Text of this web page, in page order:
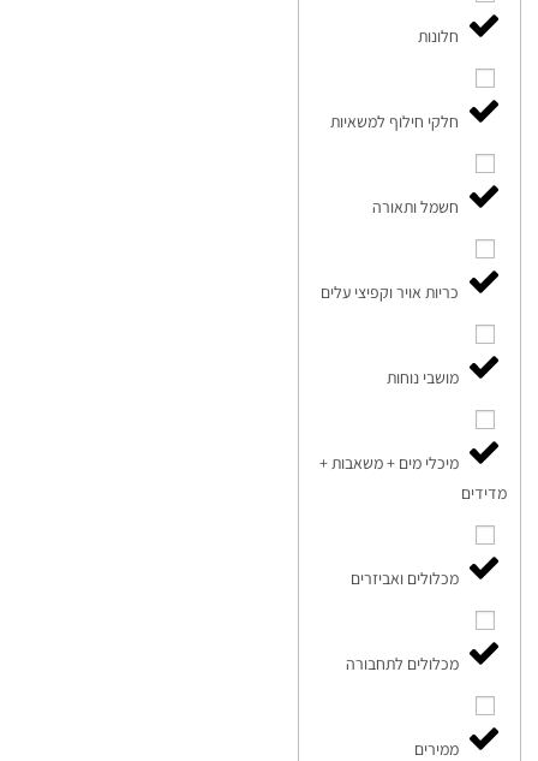
חלונות
חלקי חילוף למשאיות
חשמל ותאורה
כריות אויר וקפיצי עלים
מושבי נוחות
מיכלי מים + משאבות +
מדידים
מכלולים ואביזרים
מכלולים לתחבורה
ממירים